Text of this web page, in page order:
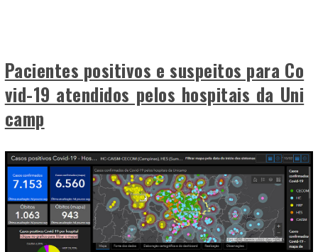
Pacientes positivos e suspeitos para Co
vid-19 atendidos pelos hospitais da Uni
camp